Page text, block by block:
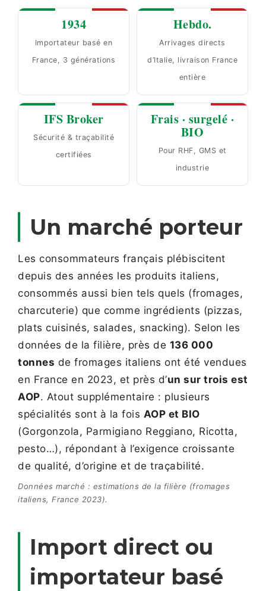
1934
Importateur basé en
France, 3 générations
Hebdo.
Arrivages directs
d’Italie, livraison France
entière
IFS Broker
Sécurité & traçabilité
certifiées
Frais · surgelé ·
BIO
Pour RHF, GMS et
industrie
Un marché porteur
Les consommateurs français plébiscitent
depuis des années les produits italiens,
consommés aussi bien tels quels (fromages,
charcuterie) que comme ingrédients (pizzas,
plats cuisinés, salades, snacking). Selon les
données de la filière, près de 136 000
tonnes de fromages italiens ont été vendues
en France en 2023, et près d’un sur trois est
AOP. Atout supplémentaire : plusieurs
spécialités sont à la fois AOP et BIO
(Gorgonzola, Parmigiano Reggiano, Ricotta,
pesto…), répondant à l’exigence croissante
de qualité, d’origine et de traçabilité.
Données marché : estimations de la filière (fromages
italiens, France 2023).
Import direct ou
importateur basé